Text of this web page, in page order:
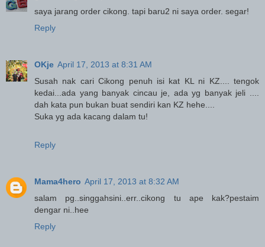
saya jarang order cikong. tapi baru2 ni saya order. segar!
Reply
OKje April 17, 2013 at 8:31 AM
Susah nak cari Cikong penuh isi kat KL ni KZ.... tengok
kedai...ada yang banyak cincau je, ada yg banyak jeli ....
dah kata pun bukan buat sendiri kan KZ hehe....
Suka yg ada kacang dalam tu!
Reply
Mama4hero April 17, 2013 at 8:32 AM
salam pg..singgahsini..err..cikong tu ape kak?pestaim
dengar ni..hee
Reply